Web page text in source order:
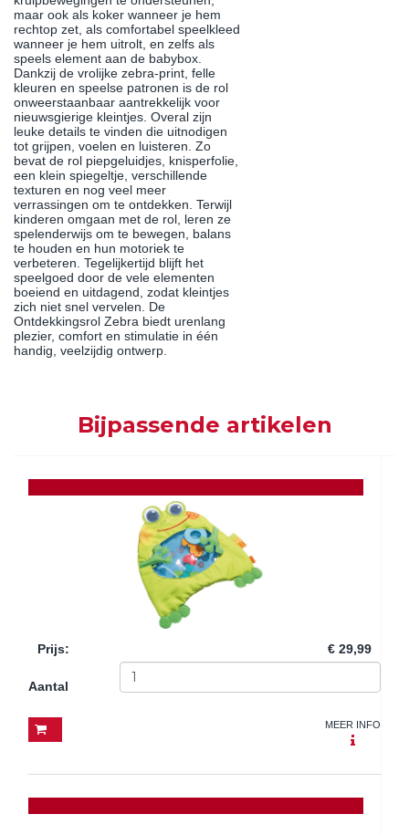
maar ook als koker wanneer je hem
rechtop zet, als comfortabel speelkleed
wanneer je hem uitrolt, en zelfs als
speels element aan de babybox.
Dankzij de vrolijke zebra-print, felle
kleuren en speelse patronen is de rol
onweerstaanbaar aantrekkelijk voor
nieuwsgierige kleintjes. Overal zijn
leuke details te vinden die uitnodigen
tot grijpen, voelen en luisteren. Zo
bevat de rol piepgeluidjes, knisperfolie,
een klein spiegeltje, verschillende
texturen en nog veel meer
verrassingen om te ontdekken. Terwijl
kinderen omgaan met de rol, leren ze
spelenderwijs om te bewegen, balans
te houden en hun motoriek te
verbeteren. Tegelijkertijd blijft het
speelgoed door de vele elementen
boeiend en uitdagend, zodat kleintjes
zich niet snel vervelen. De
Ontdekkingsrol Zebra biedt urenlang
plezier, comfort en stimulatie in één
handig, veelzijdig ontwerp.
Bijpassende artikelen
Prijs: € 29,99
Aantal
MEER INFO